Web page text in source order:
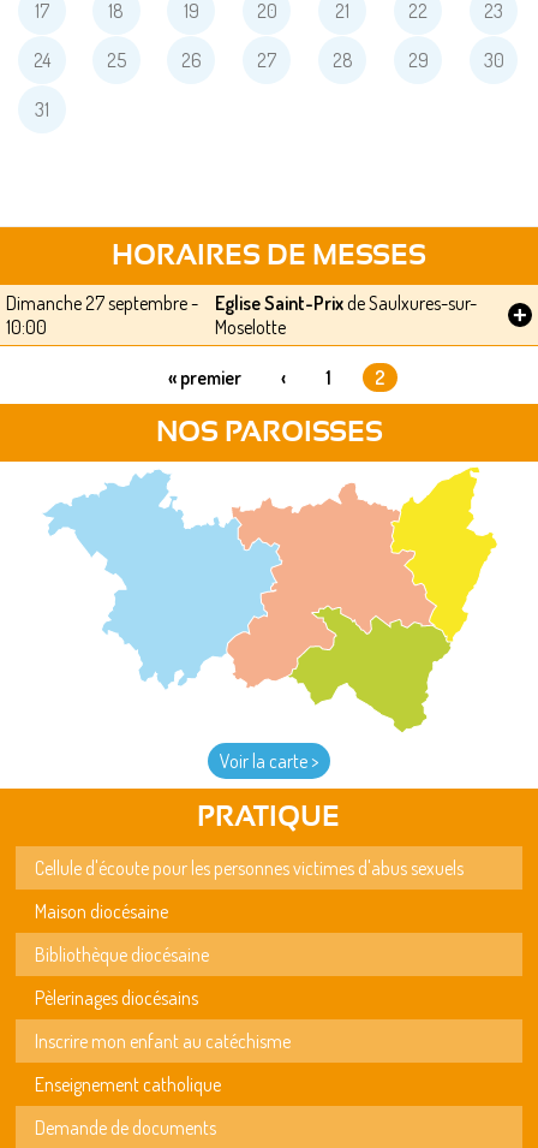
17 18 19 20 21 22 23
24 25 26 27 28 29 30
31
HORAIRES DE MESSES
Dimanche 27 septembre -
10:00
Eglise Saint-Prixde Saulxures-sur-
Moselotte
+
« premier ‹ 1 2
NOS PAROISSES
Voir la carte >
PRATIQUE
Cellule d'écoute pour les personnes victimes d'abus sexuels
Maison diocésaine
Bibliothèque diocésaine
Pèlerinages diocésains
Inscrire mon enfant au catéchisme
Enseignement catholique
Demande de documents